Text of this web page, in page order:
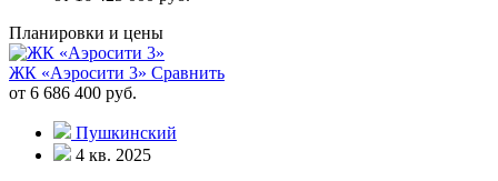
Планировки и цены
ЖК «Аэросити 3» Сравнить
от 6 686 400 руб.
Пушкинский
4 кв. 2025